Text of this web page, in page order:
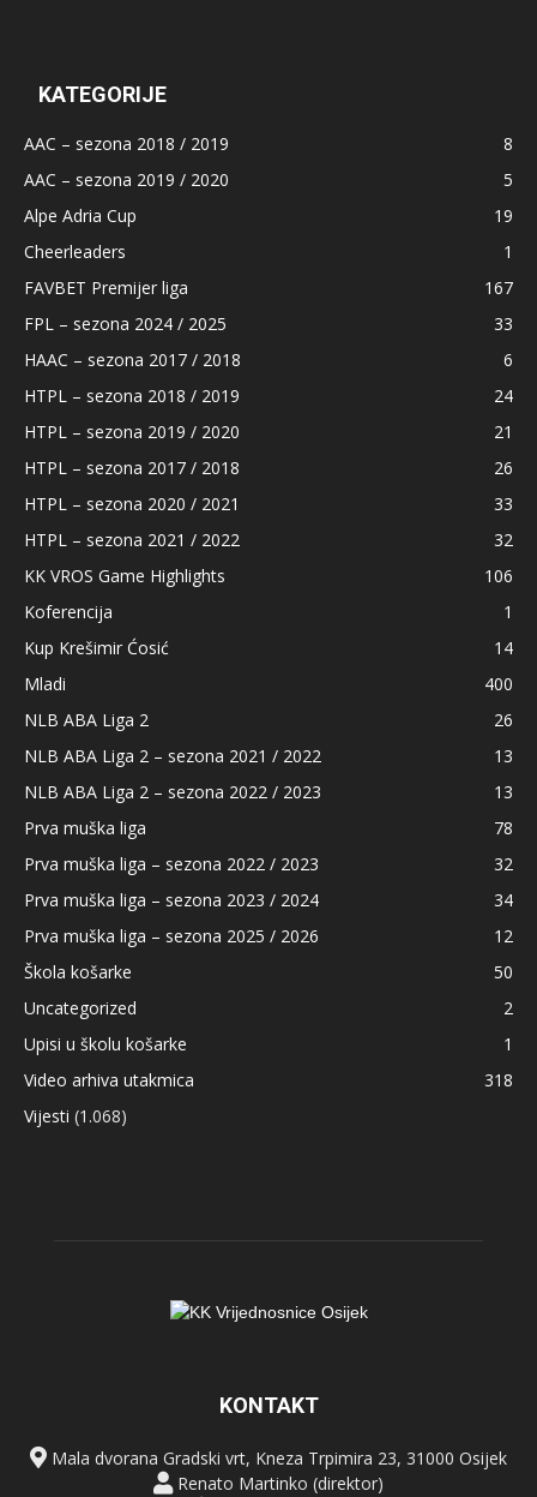
KATEGORIJE
AAC – sezona 2018 / 2019
8
AAC – sezona 2019 / 2020
5
Alpe Adria Cup
19
Cheerleaders
1
FAVBET Premijer liga
167
FPL – sezona 2024 / 2025
33
HAAC – sezona 2017 / 2018
6
HTPL – sezona 2018 / 2019
24
HTPL – sezona 2019 / 2020
21
HTPL – sezona 2017 / 2018
26
HTPL – sezona 2020 / 2021
33
HTPL – sezona 2021 / 2022
32
KK VROS Game Highlights
106
Koferencija
1
Kup Krešimir Ćosić
14
Mladi
400
NLB ABA Liga 2
26
NLB ABA Liga 2 – sezona 2021 / 2022
13
NLB ABA Liga 2 – sezona 2022 / 2023
13
Prva muška liga
78
Prva muška liga – sezona 2022 / 2023
32
Prva muška liga – sezona 2023 / 2024
34
Prva muška liga – sezona 2025 / 2026
12
Škola košarke
50
Uncategorized
2
Upisi u školu košarke
1
Video arhiva utakmica
318
Vijesti (1.068)
KONTAKT
Mala dvorana Gradski vrt, Kneza Trpimira 23, 31000 Osijek
Renato Martinko (direktor)